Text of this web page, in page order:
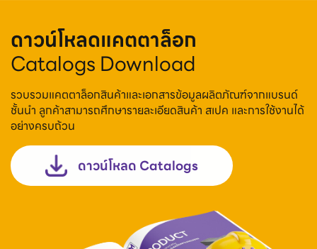
ดาวน์โหลดแคตตาล็อก
Catalogs Download
รวบรวมแคตตาล็อกสินค้าและเอกสารข้อมูลผลิตภัณฑ์จากแบรนด์
ชั้นนำ ลูกค้าสามารถศึกษารายละเอียดสินค้า สเปค และการใช้งานได้
อย่างครบถ้วน
ดาวน์โหลด Catalogs